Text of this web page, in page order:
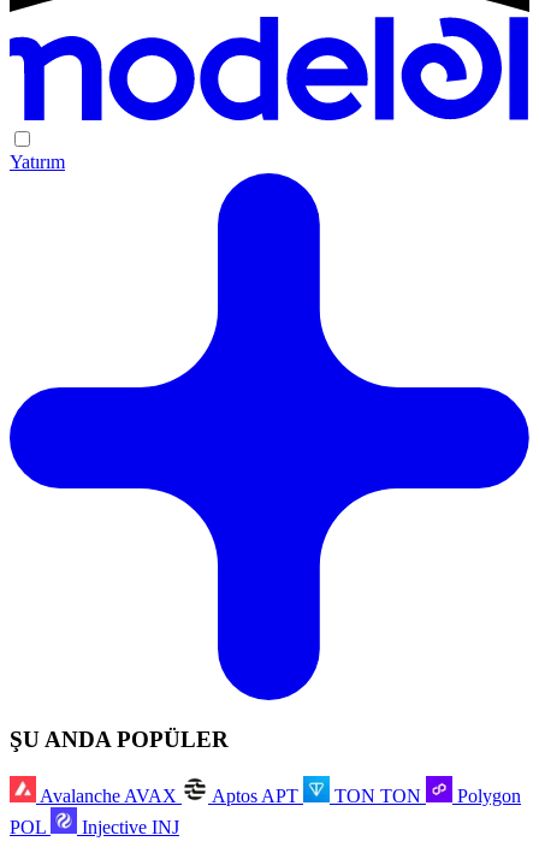
Yatırım
ŞU ANDA POPÜLER
Avalanche AVAX Aptos APT TON TON
Polygon
POL
Injective INJ